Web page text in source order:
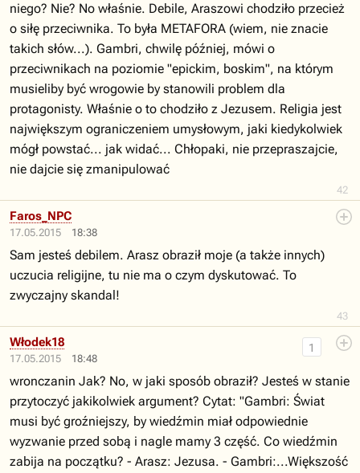
42
niego? Nie? No właśnie. Debile, Araszowi chodziło przecież
o siłę przeciwnika. To była METAFORA (wiem, nie znacie
takich słów...). Gambri, chwilę później, mówi o
przeciwnikach na poziomie "epickim, boskim", na którym
musieliby być wrogowie by stanowili problem dla
protagonisty. Właśnie o to chodziło z Jezusem. Religia jest
największym ograniczeniem umysłowym, jaki kiedykolwiek
mógł powstać... jak widać... Chłopaki, nie przepraszajcie,
nie dajcie się zmanipulować
17.05.2015 18:38
43
Faros_NPC
Sam jesteś debilem. Arasz obraził moje (a także innych)
uczucia religijne, tu nie ma o czym dyskutować. To
zwyczajny skandal!
17.05.2015 18:48
1
Włodek18
wronczanin Jak? No, w jaki sposób obraził? Jesteś w stanie
przytoczyć jakikolwiek argument? Cytat: "Gambri: Świat
musi być groźniejszy, by wiedźmin miał odpowiednie
wyzwanie przed sobą i nagle mamy 3 część. Co wiedźmin
zabija na początku? - Arasz: Jezusa. - Gambri:...Większość